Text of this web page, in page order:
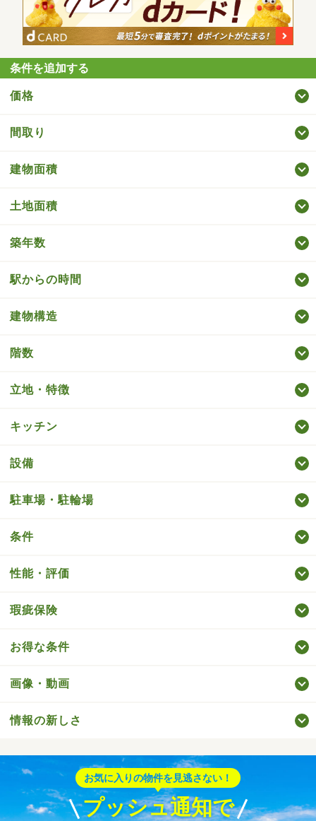
条件を追加する
価格
間取り
建物面積
土地面積
築年数
駅からの時間
建物構造
階数
立地・特徴
キッチン
設備
駐車場・駐輪場
条件
性能・評価
瑕疵保険
お得な条件
画像・動画
情報の新しさ
お気に入りの物件を見逃さない！
プッシュ通知で